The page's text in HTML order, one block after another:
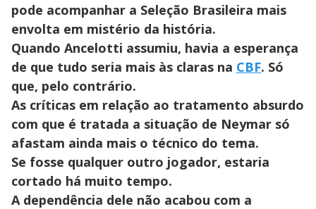
pode acompanhar a Seleção Brasileira mais
envolta em mistério da história.
Quando Ancelotti assumiu, havia a esperança
de que tudo seria mais às claras na CBF. Só
que, pelo contrário.
As críticas em relação ao tratamento absurdo
com que é tratada a situação de Neymar só
afastam ainda mais o técnico do tema.
Se fosse qualquer outro jogador, estaria
cortado há muito tempo.
A dependência dele não acabou com a